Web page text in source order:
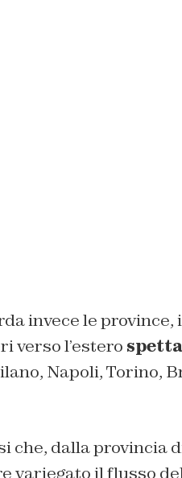
invece le
verso l’estero
Napoli, Torino,
che, dalla provincia
variegato il flusso